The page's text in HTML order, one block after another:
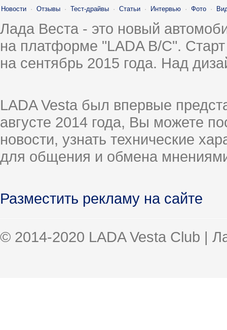
Новости · Отзывы · Тест-драйвы · Статьи · Интервью · Фото ·
Лада Веста - это новый
на платформе "LADA B/C".
на сентябрь 2015 года. Над
LADA Vesta был впервые
августе 2014 года, Вы можете
новости, узнать технические
для общения и обмена
Разместить рекламу на сайте
© 2014-2020 LADA Vesta Club |